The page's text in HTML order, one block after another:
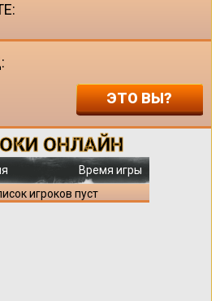
ЭТО ВЫ?
ОНЛАЙН
Время игры
игроков пуст